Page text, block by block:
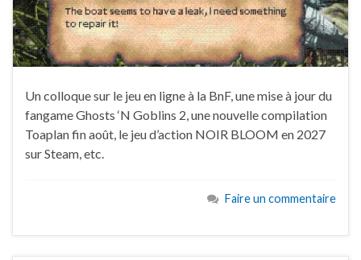
Un colloque sur le jeu en ligne à la BnF, une mise à jour du
fangame Ghosts ‘N Goblins 2, une nouvelle compilation
Toaplan fin août, le jeu d’action NOIR BLOOM en 2027
sur Steam, etc.
Faire un commentaire